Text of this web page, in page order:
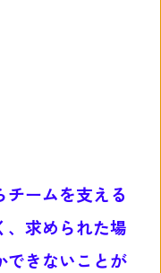
ームを支える
、求められた場
できないことが